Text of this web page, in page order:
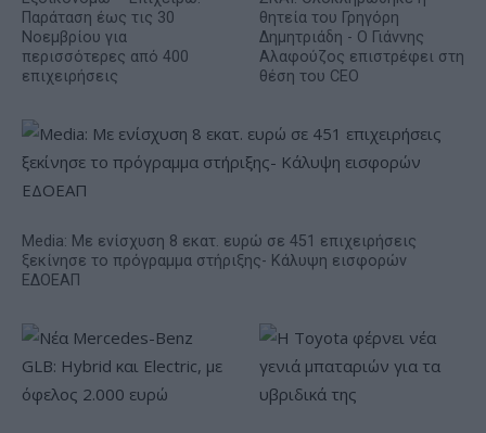
Παράταση έως τις 30
Νοεμβρίου για
περισσότερες από 400
επιχειρήσεις
θητεία του Γρηγόρη
Δημητριάδη - Ο Γιάννης
Αλαφούζος επιστρέφει στη
θέση του CEO
Media: Με ενίσχυση 8 εκατ. ευρώ σε 451 επιχειρήσεις
ξεκίνησε το πρόγραμμα στήριξης- Κάλυψη εισφορών
ΕΔΟΕΑΠ